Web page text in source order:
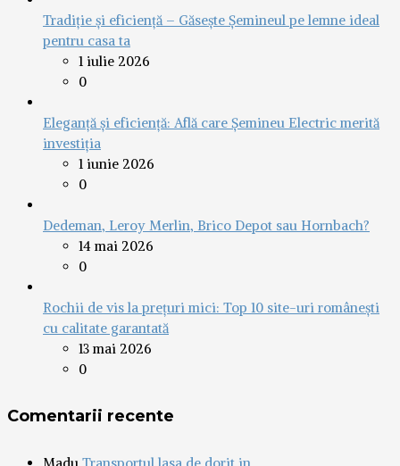
Tradiție și eficiență – Găsește Șemineul pe lemne ideal
pentru casa ta
1 iulie 2026
0
Eleganță și eficiență: Află care Șemineu Electric merită
investiția
1 iunie 2026
0
Dedeman, Leroy Merlin, Brico Depot sau Hornbach?
14 mai 2026
0
Rochii de vis la prețuri mici: Top 10 site-uri românești
cu calitate garantată
13 mai 2026
0
Comentarii recente